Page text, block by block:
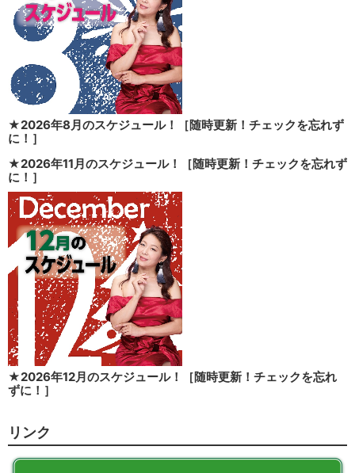
★2026年8月のスケジュール！［随時更新！チェックを忘れず
に！］
★2026年11月のスケジュール！［随時更新！チェックを忘れず
に！］
★2026年12月のスケジュール！［随時更新！チェックを忘れ
ずに！］
リンク